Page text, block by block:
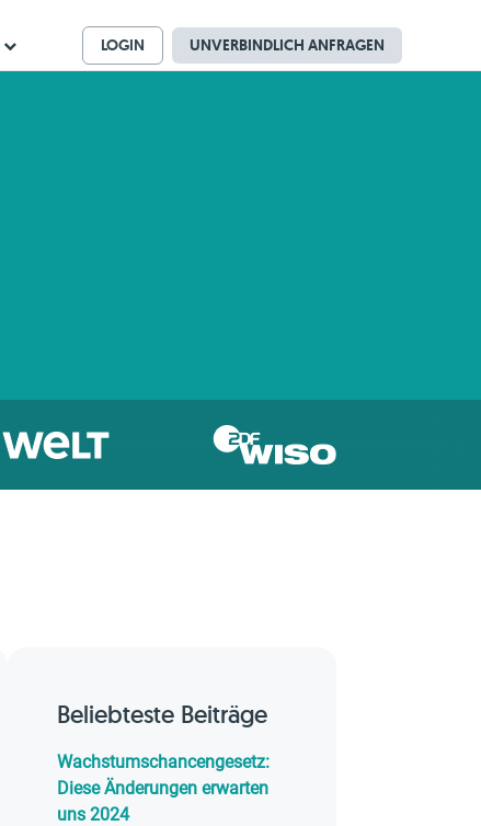
LOGIN UNVERBINDLICH ANFRAGEN
Beliebteste Beiträge
Wachstumschancengesetz:
Diese Änderungen erwarten
uns 2024